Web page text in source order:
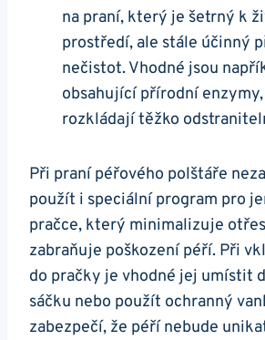
na praní, který je šetrný k
prostředí, ale stále účinný
nečistot. Vhodné jsou
obsahující přírodní
rozkládají těžko
Při praní péřového polštáře
použít i speciální program pro
pračce, který minimalizuje
zabraňuje poškození péří. Při
do pračky je vhodné jej umístit
sáčku nebo použít ochranný
zabezpečí, že péří nebude